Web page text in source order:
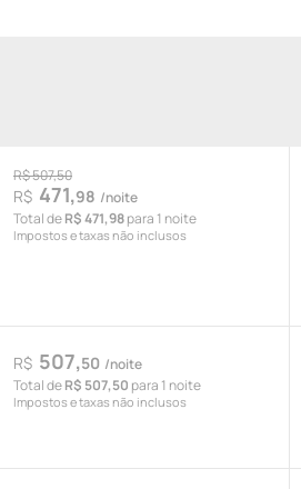
R$ 507,50
R$ 471,98 /noite
Total deR$ 471,98para 1 noite
Impostos e taxas não inclusos
R$ 507,50 /noite
Total deR$ 507,50 para 1 noite
Impostos e taxas não inclusos